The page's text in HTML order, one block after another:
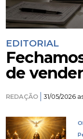
EDITORIAL
de
REDAÇÃO 31/05/2026